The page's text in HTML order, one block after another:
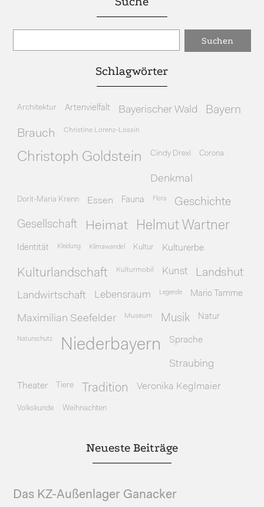
Schlagwörter
Architektur Artenvielfalt Bayerischer Wald Bayern
Brauch Christine Lorenz-Lossin
Christoph Goldstein Cindy Drexl Corona
Denkmal
Dorit-Maria Krenn Essen Fauna Flora Geschichte
Gesellschaft Heimat Helmut Wartner
Identität Kleidung Klimawandel Kultur Kulturerbe
Kulturlandschaft Kulturmobil Kunst Landshut
Landwirtschaft Lebensraum Legende Mario Tamme
Maximilian Seefelder Museum Musik Natur
Naturschutz Niederbayern Sprache
Straubing
Theater Tiere Tradition Veronika Keglmaier
Volkskunde Weihnachten
Neueste Beiträge
Das KZ-Außenlager Ganacker